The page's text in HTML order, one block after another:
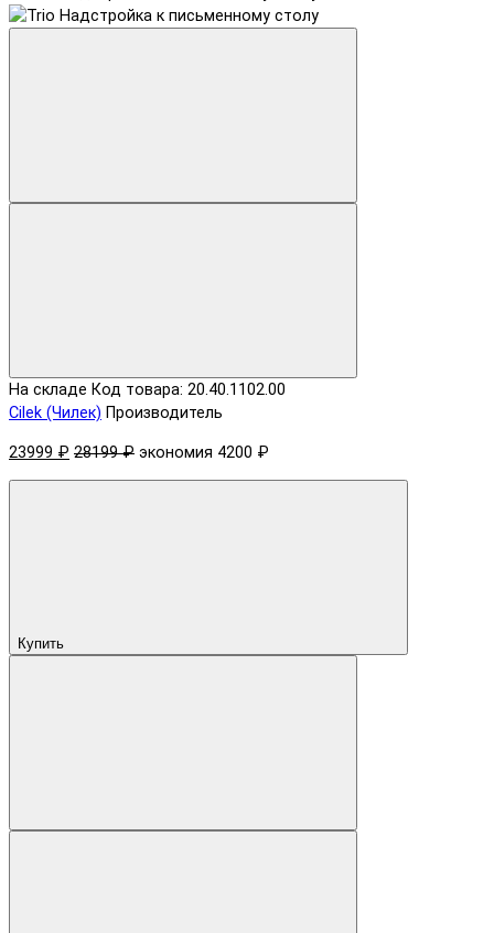
На складе Код товара: 20.40.1102.00
Cilek (Чилек) Производитель
23999 ₽ 28199 ₽ экономия 4200 ₽
Купить